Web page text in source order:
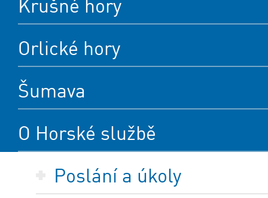
Krušné hory
Orlické hory
Šumava
O Horské službě
Poslání a úkoly